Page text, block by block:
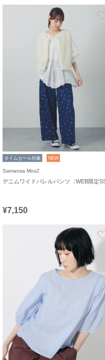
タイムセール対象 NEW
Samansa Mos2
¥7,150